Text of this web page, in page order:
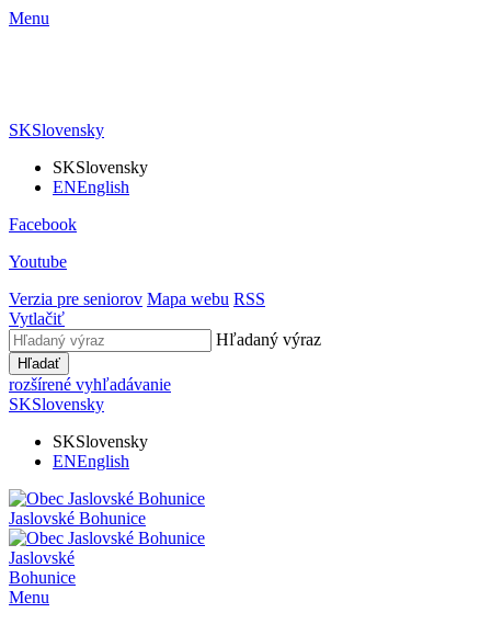
Menu
SKSlovensky
SKSlovensky
ENEnglish
Facebook
Youtube
Verzia pre seniorov Mapa webu RSS
Vytlačiť
Hľadaný výraz
Hľadať
rozšírené vyhľadávanie
SKSlovensky
SKSlovensky
ENEnglish
Jaslovské Bohunice
Jaslovské
Bohunice
Menu